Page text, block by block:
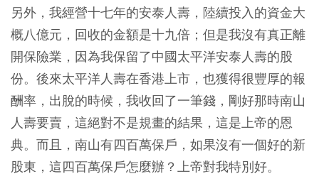
另外，我經營十七年的安泰人壽，陸續投入的資金大
概八億元，回收的金額是十九倍；但是我沒有真正離
開保險業，因為我保留了中國太平洋安泰人壽的股
份。後來太平洋人壽在香港上市，也獲得很豐厚的報
酬率，出脫的時候，我收回了一筆錢，剛好那時南山
人壽要賣，這絕對不是規畫的結果，這是上帝的恩
典。而且，南山有四百萬保戶，如果沒有一個好的新
股東，這四百萬保戶怎麼辦？上帝對我特別好。